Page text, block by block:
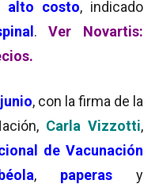
alto costo, indicado
.Ver Novartis:
, con la firma de la
Carla Vizzotti,
de Vacunación
, paperas
y